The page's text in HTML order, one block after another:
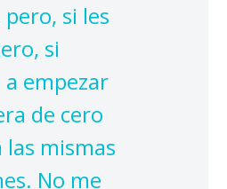
si les
si
empezar
de cero
mismas
No me